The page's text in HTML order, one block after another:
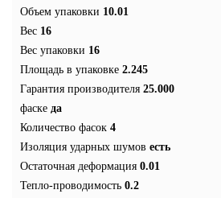
Объем упаковки 10.01
Вес 16
Вес упаковки 16
Площадь в упаковке 2.245
Гарантия производителя 25.000
фаске да
Количество фасок 4
Изоляция ударных шумов есть
Остаточная деформация 0.01
Тепло-проводимость 0.2